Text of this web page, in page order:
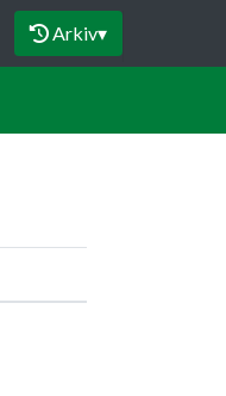
Arkiv▾